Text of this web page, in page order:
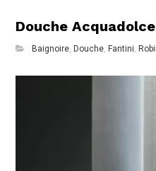
Douche
Baignoire, Douche, Fantini,